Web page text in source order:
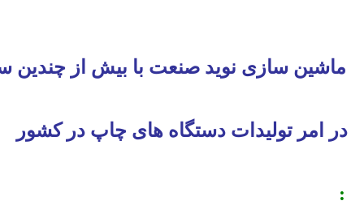
ماشین سازی نوید صنعت با بیش از چندین
در امر تولیدات دستگاه های چاپ در کشور
)